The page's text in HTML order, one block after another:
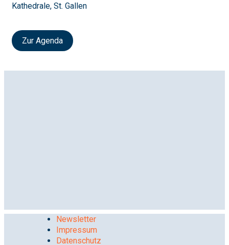
Kathedrale, St. Gallen
Zur Agenda
Newsletter
Impressum
Datenschutz